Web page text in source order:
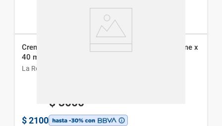
Crema Facial La Roche-Posay Effaclar H Iso-Biome x
40 ml
La Roche-Posay
$ 3000
$ 2100